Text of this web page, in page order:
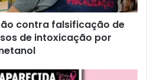
contra falsificação de
de intoxicação por